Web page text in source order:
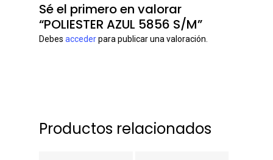
Sé el primero en valorar
“POLIESTER AZUL 5856 S/M”
Debes accederpara publicar una valoración.
Productos relacionados